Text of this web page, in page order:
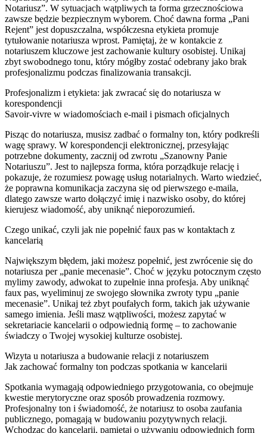
Notariusz”. W sytuacjach wątpliwych ta forma grzecznościowa
zawsze będzie bezpiecznym wyborem. Choć dawna forma „Pani
Rejent” jest dopuszczalna, współczesna etykieta promuje
tytułowanie notariusza wprost. Pamiętaj, że w kontakcie z
notariuszem kluczowe jest zachowanie kultury osobistej. Unikaj
zbyt swobodnego tonu, który mógłby zostać odebrany jako brak
profesjonalizmu podczas finalizowania transakcji.
Profesjonalizm i etykieta: jak zwracać się do notariusza w
korespondencji
Savoir-vivre w wiadomościach e-mail i pismach oficjalnych
Pisząc do notariusza, musisz zadbać o formalny ton, który podkreśli
wagę sprawy. W korespondencji elektronicznej, przesyłając
potrzebne dokumenty, zacznij od zwrotu „Szanowny Panie
Notariuszu”. Jest to najlepsza forma, która porządkuje relację i
pokazuje, że rozumiesz powagę usług notarialnych. Warto wiedzieć,
że poprawna komunikacja zaczyna się od pierwszego e-maila,
dlatego zawsze warto dołączyć imię i nazwisko osoby, do której
kierujesz wiadomość, aby uniknąć nieporozumień.
Czego unikać, czyli jak nie popełnić faux pas w kontaktach z
kancelarią
Największym błędem, jaki możesz popełnić, jest zwrócenie się do
notariusza per „panie mecenasie”. Choć w języku potocznym często
mylimy zawody, adwokat to zupełnie inna profesja. Aby uniknąć
faux pas, wyeliminuj ze swojego słownika zwroty typu „panie
mecenasie”. Unikaj też zbyt poufałych form, takich jak używanie
samego imienia. Jeśli masz wątpliwości, możesz zapytać w
sekretariacie kancelarii o odpowiednią formę – to zachowanie
świadczy o Twojej wysokiej kulturze osobistej.
Wizyta u notariusza a budowanie relacji z notariuszem
Jak zachować formalny ton podczas spotkania w kancelarii
Spotkania wymagają odpowiedniego przygotowania, co obejmuje
kwestie merytoryczne oraz sposób prowadzenia rozmowy.
Profesjonalny ton i świadomość, że notariusz to osoba zaufania
publicznego, pomagają w budowaniu pozytywnych relacji.
Wchodząc do kancelarii, pamiętaj o używaniu odpowiednich form